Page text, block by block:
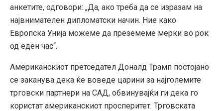
анкетите, одговори: „Да, ако треба да се изразам на
највнимателен дипломатски начин. Ние како
Европска Унија можеме да преземеме мерки во рок
од еден час“.
Американскиот претседател Доналд Трамп постојано
се заканува дека ќе воведе царини за најголемите
трговски партнери на САД, обвинувајќи ги дека го
користат американскиот просперитет. Трговската